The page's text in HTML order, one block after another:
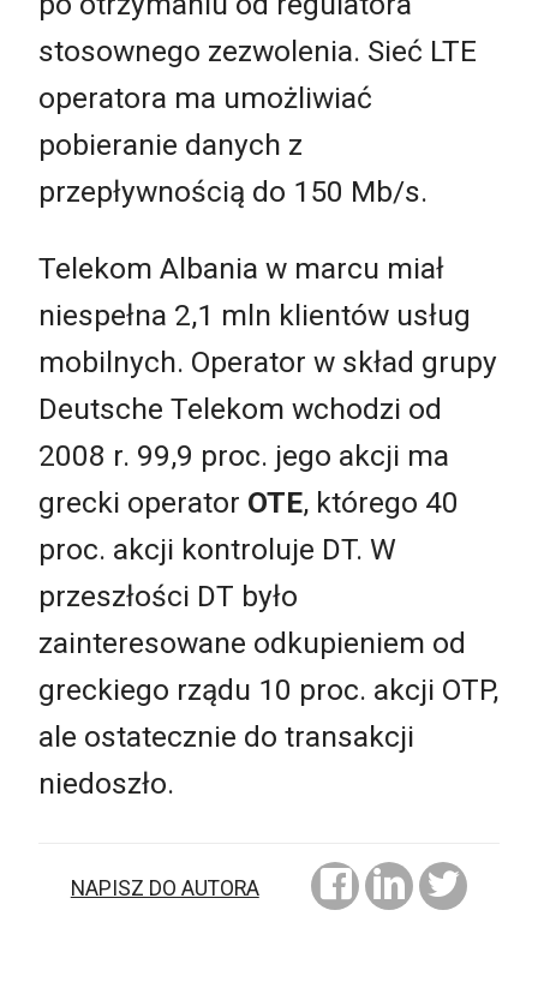
stosownego zezwolenia. Sieć LTE
operatora ma umożliwiać
pobieranie danych z
przepływnością do 150 Mb/s.
Telekom Albania w marcu miał
niespełna 2,1 mln klientów usług
mobilnych. Operator w skład grupy
Deutsche Telekom wchodzi od
2008 r. 99,9 proc. jego akcji ma
grecki operator OTE, którego 40
proc. akcji kontroluje DT. W
przeszłości DT było
zainteresowane odkupieniem od
greckiego rządu 10 proc. akcji OTP,
ale ostatecznie do transakcji
niedoszło.
NAPISZ DO AUTORA